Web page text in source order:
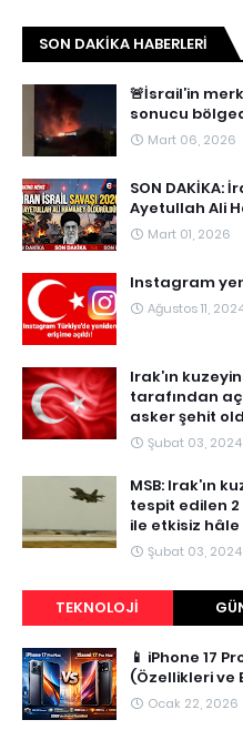
SON DAKIKA HABERLERI
🚨İsrail’in
sonucu
Mart 06, 2026
SON DAKİKA:
Ayetullah Ali
Mart 01, 2026
Instagram
Ağustos 11,
Irak’ın
tarafından
asker şehit
Şubat 03, 2024
MSB: Irak’ın
tespit edilen 2
ile etkisiz
Şubat 03, 2024
TEKNOLOJI
📱 iPhone 17
(Özellikleri ve
Ocak 22, 2026